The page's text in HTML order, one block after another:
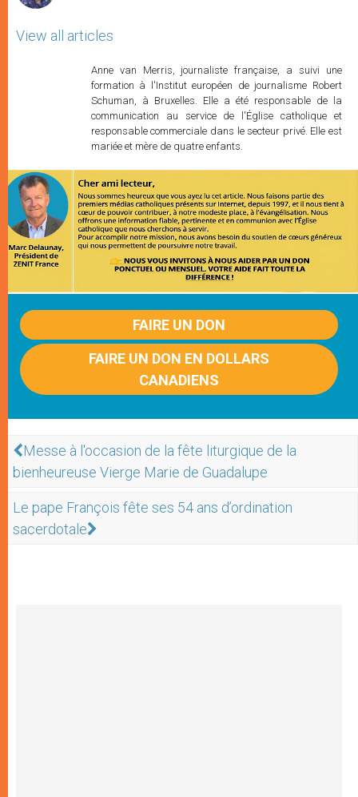
View all articles
Anne van Merris, journaliste française, a suivi une
formation à l'Institut européen de journalisme Robert
Schuman, à Bruxelles. Elle a été responsable de la
communication au service de l'Église catholique et
responsable commerciale dans le secteur privé. Elle est
mariée et mère de quatre enfants.
FAIRE UN DON
FAIRE UN DON EN DOLLARS
CANADIENS
Messe à l'occasion de la fête liturgique de la
bienheureuse Vierge Marie de Guadalupe
Le pape François fête ses 54 ans d’ordination
sacerdotale